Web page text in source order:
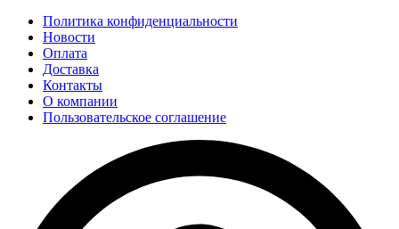
Политика конфиденциальности
Новости
Оплата
Доставка
Контакты
О компании
Пользовательское соглашение